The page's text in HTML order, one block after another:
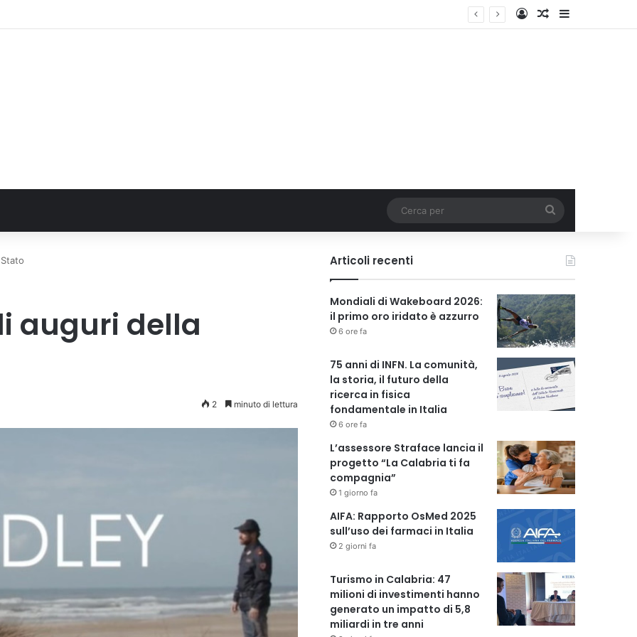
AccediUn articolo a
per
auguri della
2 minuto di lettura
Articoli recenti
Mondiali di Wakeboard 2026:
il primo oro iridato è azzurro
6 ore fa
75 anni di INFN. La comunità,
la storia, il futuro della
ricerca in fisica
fondamentale in Italia
6 ore fa
L’assessore Straface lancia il
progetto “La Calabria ti fa
compagnia”
1 giorno fa
AIFA: Rapporto OsMed 2025
sull’uso dei farmaci in Italia
2 giorni fa
Turismo in Calabria: 47
milioni di investimenti hanno
generato un impatto di 5,8
miliardi in tre anni